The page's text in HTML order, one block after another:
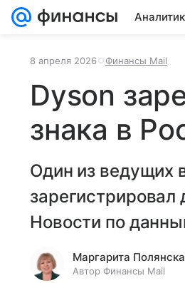
8 апреля 2026 Финансы Mail
Dyson
знака в
Один из ведущих
Новости по
Маргарита
Автор Финансы Mail